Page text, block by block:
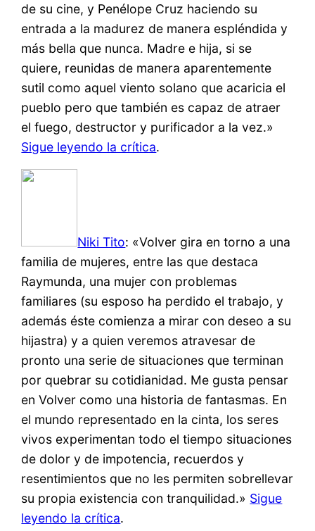
de su cine, y Penélope Cruz haciendo su
entrada a la madurez de manera espléndida y
más bella que nunca. Madre e hija, si se
quiere, reunidas de manera aparentemente
sutil como aquel viento solano que acaricia el
pueblo pero que también es capaz de atraer
el fuego, destructor y purificador a la vez.»
Sigue leyendo la crítica.
Niki Tito: «Volver gira en torno a una
familia de mujeres, entre las que destaca
Raymunda, una mujer con problemas
familiares (su esposo ha perdido el trabajo, y
además éste comienza a mirar con deseo a su
hijastra) y a quien veremos atravesar de
pronto una serie de situaciones que terminan
por quebrar su cotidianidad. Me gusta pensar
en Volver como una historia de fantasmas. En
el mundo representado en la cinta, los seres
vivos experimentan todo el tiempo situaciones
de dolor y de impotencia, recuerdos y
resentimientos que no les permiten sobrellevar
su propia existencia con tranquilidad.» Sigue
leyendo la crítica.